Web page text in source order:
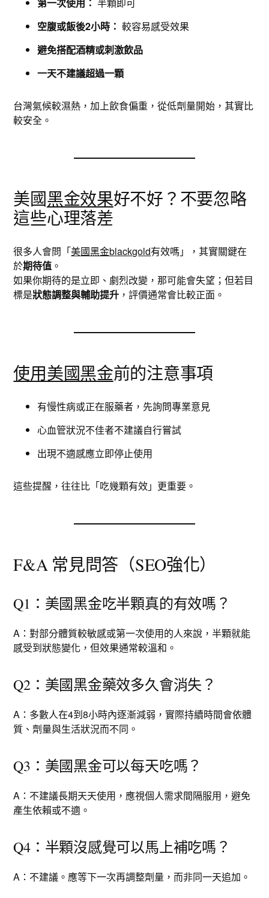
空腹或飯後2小時： 較容易感受效果
避免搭配酒精或刺激飲品
一天不建議超過一顆
台灣氣候較濕熱，加上飲食偏重，從低劑量開始，其實比
較安全。
美國黑金效果好不好？不要忽略
這些心理落差
很多人會問「美國黑金blackgold有效嗎」，其實關鍵在
於期待值 。
如果你期待的是立即、劇烈改變，那可能會失望；但若目
標是狀態調整與輔助提升 ，評價通常會比較正面。
使用美國黑金前的注意事項
有慢性病或正在服藥者，先詢問專業意見
心血管狀況不佳者不建議自行嘗試
出現不適感應立即停止使用
這些提醒，往往比「吃幾顆有效」更重要。
F&A 常見問答（SEO強化）
Q1：美國黑金吃半顆真的有效嗎？
A：對部分體質較敏感或第一次使用的人來說，半顆就能
感受到狀態變化，但效果通常較溫和。
Q2：美國黑金藥效多久會消失？
A：多數人在4到8小時內逐漸減弱，實際持續時間會依體
質、劑量與生活狀況而不同。
Q3：美國黑金可以每天吃嗎？
A：不建議長期天天使用，應視個人需求間隔服用，避免
產生依賴或不適。
Q4：半顆沒感覺可以馬上補吃嗎？
A：不建議。應等下一次再調整劑量，而非同一天追加。